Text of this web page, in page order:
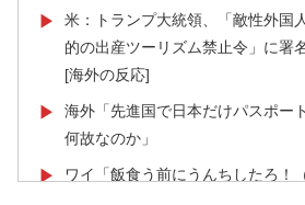
▶
米：トランプ大統領、「敵性外国
的の出産ツーリズム禁止令」に署
[海外の反応]
▶
海外「先進国で日本だけパスポー
何故なのか」
▶ ワイ「飯食う前にうんちしたろ！（